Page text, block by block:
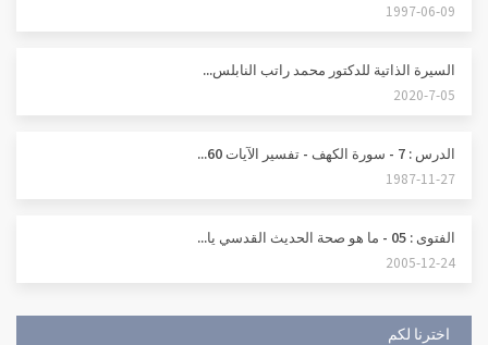
1997-06-09
السيرة الذاتية للدكتور محمد راتب النابلس...
2020-7-05
الدرس : 7 - سورة الكهف - تفسير الآيات 60...
1987-11-27
الفتوى : 05 - ما هو صحة الحديث القدسي يا...
2005-12-24
اخترنا لكم